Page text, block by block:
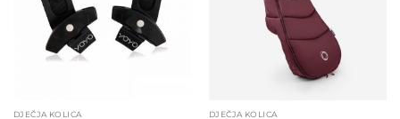
DJEČJA KOLICA DJEČJA KOLICA